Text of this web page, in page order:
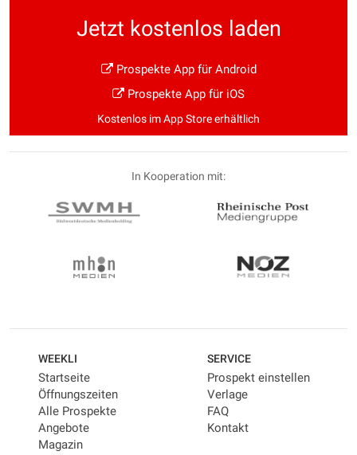
Jetzt kostenlos laden
Prospekte App für Android
Prospekte App für iOS
Kostenlos im App Store erhältlich
In Kooperation mit:
WEEKLI
Startseite
Öffnungszeiten
Alle Prospekte
Angebote
Magazin
SERVICE
Prospekt einstellen
Verlage
FAQ
Kontakt